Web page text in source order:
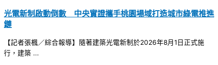
光電新制啟動倒數 中央實證攜手桃園場域打造城市綠電推進
鏈
【記者張楓／綜合報導】隨著建築光電新制於2026年8月1日正式施
行，建築 ...